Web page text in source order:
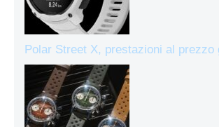
Polar Street X, prestazioni al prezzo